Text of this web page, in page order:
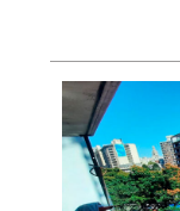
Imagen